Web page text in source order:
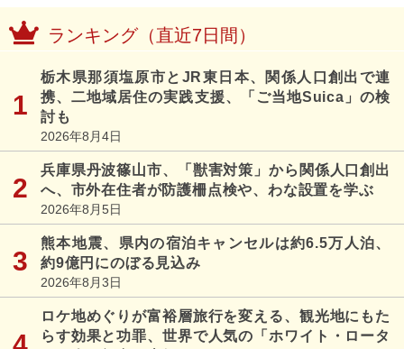
ランキング（直近7日間）
栃木県那須塩原市とJR東日本、関係人口創出で連
携、二地域居住の実践支援、「ご当地Suica」の検
討も
2026年8月4日
兵庫県丹波篠山市、「獣害対策」から関係人口創出
へ、市外在住者が防護柵点検や、わな設置を学ぶ
2026年8月5日
熊本地震、県内の宿泊キャンセルは約6.5万人泊、
約9億円にのぼる見込み
2026年8月3日
ロケ地めぐりが富裕層旅行を変える、観光地にもた
らす効果と功罪、世界で人気の「ホワイト・ロータ